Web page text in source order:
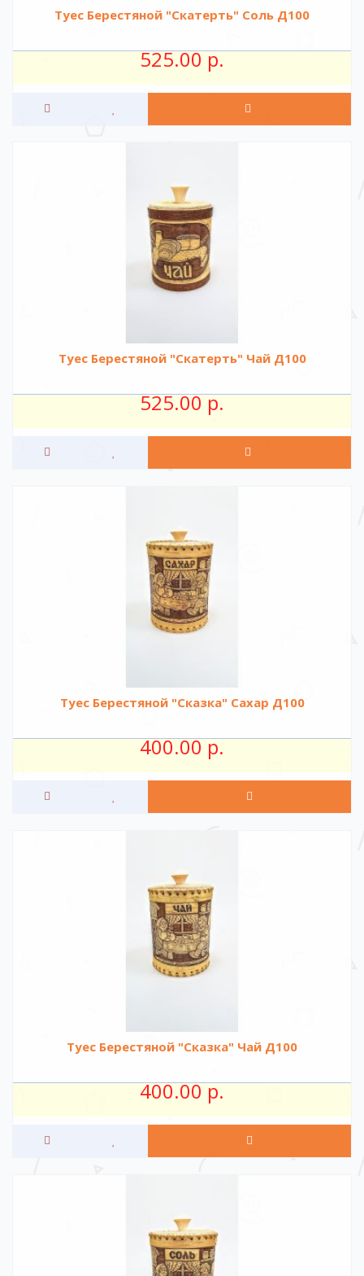
Туес Берестяной "Скатерть" Соль Д100
525.00 р.
Туес Берестяной "Скатерть" Чай Д100
525.00 р.
Туес Берестяной "Сказка" Сахар Д100
400.00 р.
Туес Берестяной "Сказка" Чай Д100
400.00 р.